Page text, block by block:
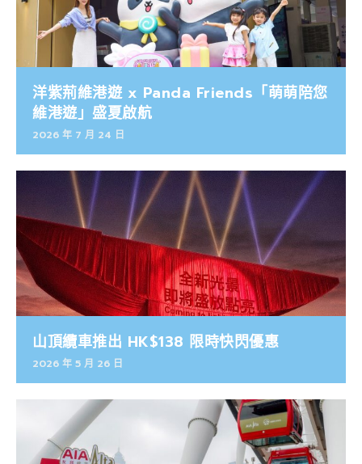
洋紫荊維港遊 x Panda Friends「萌萌陪您
維港遊」盛夏啟航
2026 年 7 月 24 日
山頂纜車推出 HK$138 限時快閃優惠
2026 年 5 月 26 日